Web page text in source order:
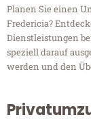
Planen Sie einen
Fredericia?
Dienstleistungen
speziell darauf
werden und den